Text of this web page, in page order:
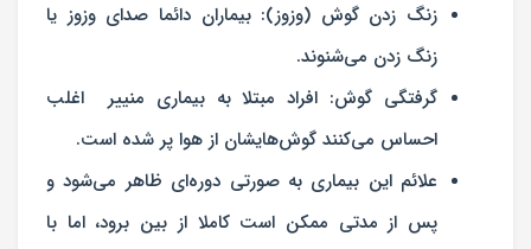
زنگ زدن گوش (وزوز): بیماران دائما صدای وزوز یا
زنگ زدن می‌شنوند.
گرفتگی گوش: افراد مبتلا به بیماری منییر اغلب
احساس می‌کنند گوش‌هایشان از هوا پر شده است.
علائم این بیماری به صورتی دوره‌ای ظاهر می‌شود و
پس از مدتی ممکن است کاملا از بین برود، اما با